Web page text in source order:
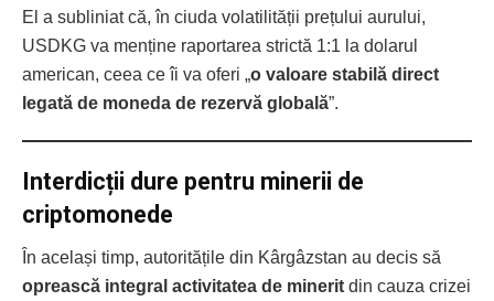
El a subliniat că, în ciuda volatilității prețului aurului,
USDKG va menține raportarea strictă 1:1 la dolarul
american, ceea ce îi va oferi „o valoare stabilă direct
legată de moneda de rezervă globală”.
Interdicții dure pentru minerii de
criptomonede
În același timp, autoritățile din Kârgâzstan au decis să
oprească integral activitatea de minerit din cauza crizei